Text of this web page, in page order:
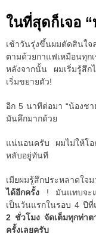
ในที่สุดก็เจอ “
เช้าวันรุ่งขึ้นผมตัดสินใ
ตามด้วยกาแฟเหมือนทุก
หลังจากนั้น ผมเริ่มรู้สึก
เริ่มขยายตัว!
อีก 5 นาทีต่อมา “น้องช
มันคึกมากด้วย
แน่นอนครับ ผมไม่ให้โอ
หลับอยู่ทันที
เมียผมรู้สึกประหลาดใจ
ได้อีกครั้ง ! มันแทบจะแ
เป็นวันแรกในรอบ 4 ปี
2 ชั่วโมง จัดเต็มทุกท่าต
ครั้งเลยครับ